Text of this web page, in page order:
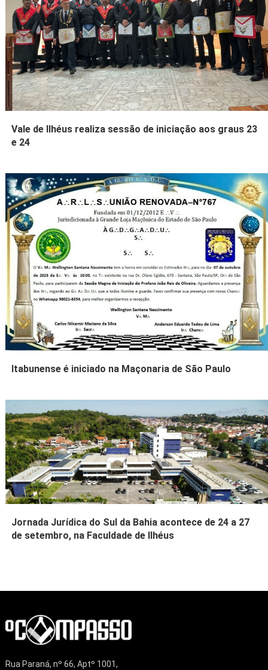
Vale de Ilhéus realiza sessão de iniciação aos graus 23
e 24
Itabunense é iniciado na Maçonaria de São Paulo
Jornada Jurídica do Sul da Bahia acontece de 24 a 27
de setembro, na Faculdade de Ilhéus
Rua Paraná, nº 66, Aptº 1001,